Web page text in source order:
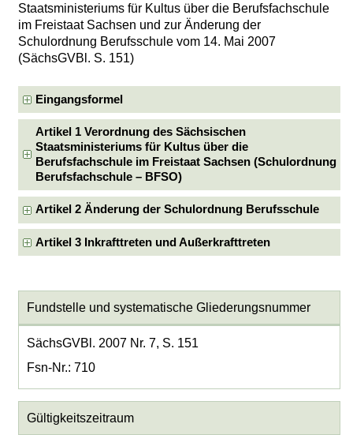
Staatsministeriums für Kultus über die Berufsfachschule
im Freistaat Sachsen und zur Änderung der
Schulordnung Berufsschule vom 14. Mai 2007
(SächsGVBl. S. 151)
Eingangsformel
Artikel 1 Verordnung des Sächsischen
Staatsministeriums für Kultus über die
Berufsfachschule im Freistaat Sachsen (Schulordnung
Berufsfachschule – BFSO)
Artikel 2 Änderung der Schulordnung Berufsschule
Artikel 3 Inkrafttreten und Außerkrafttreten
Fundstelle und systematische Gliederungsnummer
SächsGVBl. 2007 Nr. 7, S. 151
Fsn-Nr.: 710
Gültigkeitszeitraum